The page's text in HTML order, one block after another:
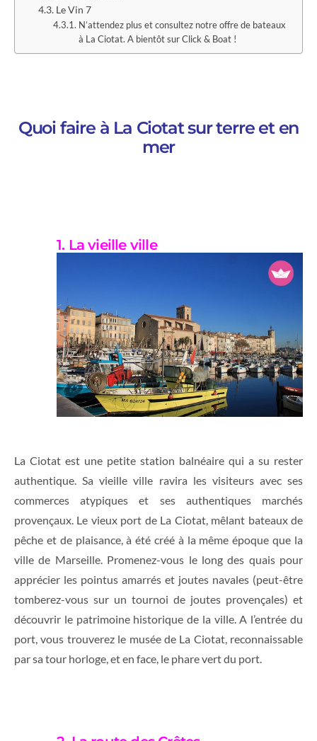
Le Vin 7
N’attendez plus et consultez notre offre de bateaux
à La Ciotat. A bientôt sur Click & Boat !
Quoi faire à La Ciotat sur terre et en
mer
1. La vieille ville
La Ciotat est une petite station balnéaire qui a su rester
authentique. Sa vieille ville ravira les visiteurs avec ses
commerces atypiques et ses authentiques marchés
provençaux. Le vieux port de La Ciotat, mêlant bateaux de
pêche et de plaisance, à été créé à la même époque que la
ville de Marseille. Promenez-vous le long des quais pour
apprécier les pointus amarrés et joutes navales (peut-être
tomberez-vous sur un tournoi de joutes provençales) et
découvrir le patrimoine historique de la ville. A l’entrée du
port, vous trouverez le musée de La Ciotat, reconnaissable
par sa tour horloge, et en face, le phare vert du port.